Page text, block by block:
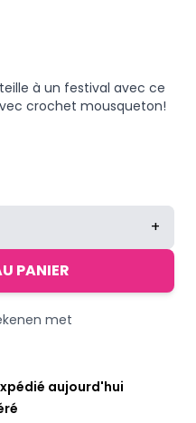
à un festival avec ce
crochet mousqueton!
+
PANIER
met
aujourd'hui